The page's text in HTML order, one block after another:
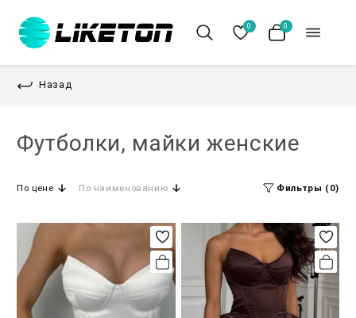
0 0
Назад
Футболки, майки женские
По цене По наименованию Фильтры (0)